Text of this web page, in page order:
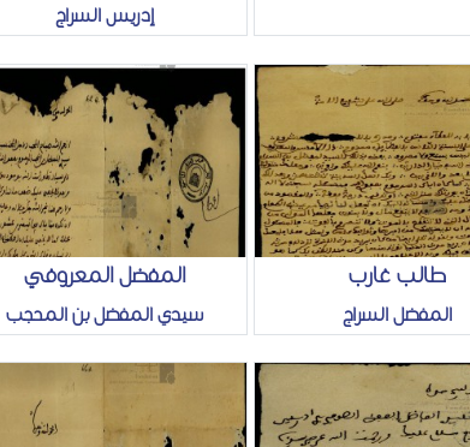
إدريس السراج
المفضل المعروفي
سيدي المفضل بن المحجب
طالب غارب
المفضل السراج